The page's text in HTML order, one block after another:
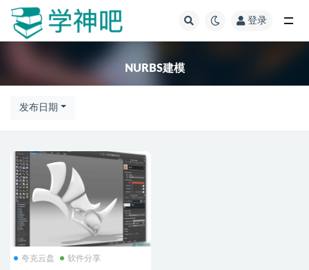
登录
NURBS建模
发布日期
夸克云盘 软件分享